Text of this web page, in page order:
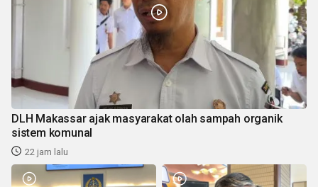
DLH Makassar ajak masyarakat olah sampah organik
sistem komunal
22 jam lalu